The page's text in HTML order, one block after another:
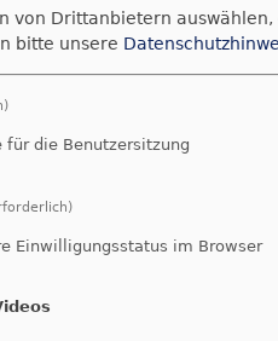
Kulmbach
2025 wird die
zehn Tagen bis
Veranstaltungen in
wahrgenommen wird.
von Drittanbietern auswählen,
bitte unsere
für die Benutzersitzung
Einwilligungsstatus im Browser